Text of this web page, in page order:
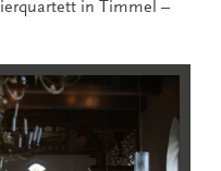
in Timmel –